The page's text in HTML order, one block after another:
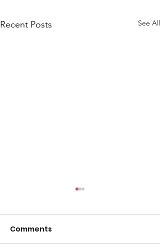
Recent Posts See All
63
Comments